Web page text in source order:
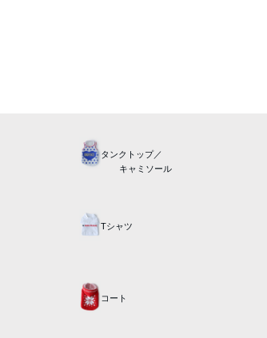
タンクトップ／
キャミソール
Tシャツ
コート